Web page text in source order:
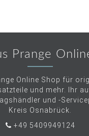
Prange
Online Shop für
und mehr. Ihr
und -
Kreis Osnabrück.
+49 5409949124